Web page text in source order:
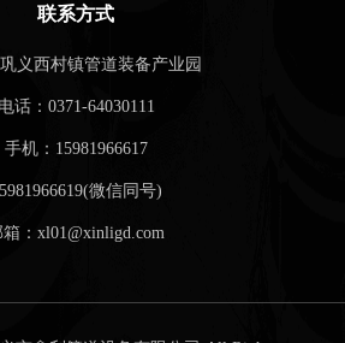
联系方式
义西村镇管道装备产业园
电话：0371-64030111
手机：15981966617
微信同号)
箱：xl01@xinligd.com